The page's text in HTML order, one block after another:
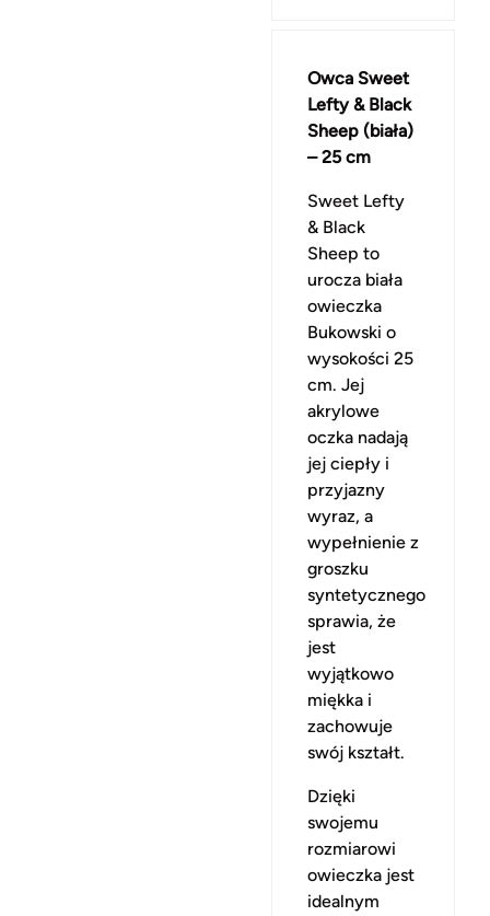
Owca Sweet
Lefty & Black
Sheep (biała)
– 25 cm
Sweet Lefty
& Black
Sheep to
urocza biała
owieczka
Bukowski o
wysokości 25
cm. Jej
akrylowe
oczka nadają
jej ciepły i
przyjazny
wyraz, a
wypełnienie z
groszku
syntetycznego
sprawia, że
jest
wyjątkowo
miękka i
zachowuje
swój kształt.
Dzięki
swojemu
rozmiarowi
owieczka jest
idealnym